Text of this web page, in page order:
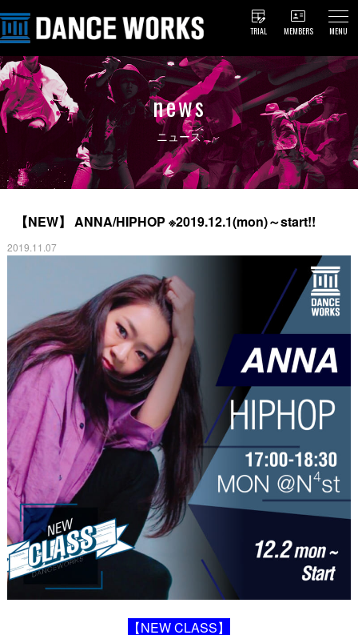
TRIAL MEMBERS MENU
news
ニュース
【NEW】 ANNA/HIPHOP ※2019.12.1(mon)～start!!
2019.11.07
【NEW CLASS】